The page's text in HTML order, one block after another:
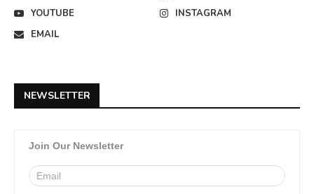
YOUTUBE
INSTAGRAM
EMAIL
NEWSLETTER
Join Our Newsletter